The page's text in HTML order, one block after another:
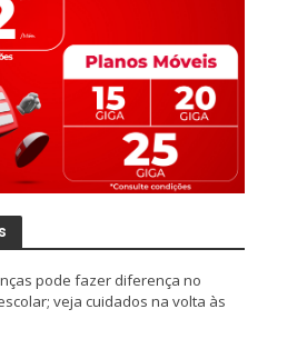
pode fazer diferença no
veja cuidados na volta às